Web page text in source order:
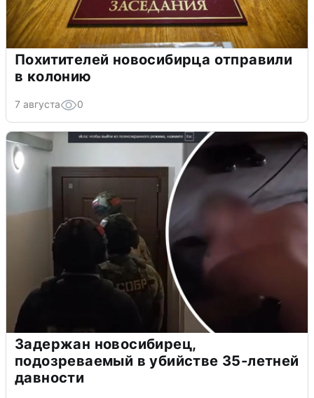
Похитителей новосибирца отправили
в колонию
7 августа 0
Задержан новосибирец,
подозреваемый в убийстве 35-летней
давности